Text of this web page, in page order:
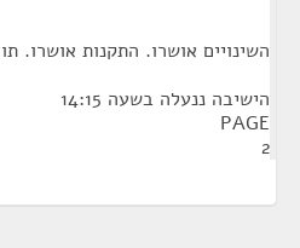
השינויים אושרו. התקנות אושרו.
הישיבה ננעלה בשעה 14:15
PAGE
2